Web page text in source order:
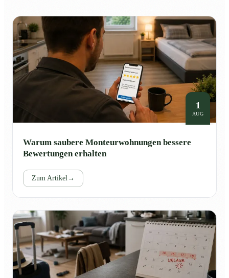
1
AUG
Warum saubere Monteurwohnungen bessere
Bewertungen erhalten
Zum Artikel→